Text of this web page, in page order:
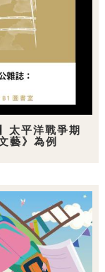
太平洋戰爭期
藝》為例